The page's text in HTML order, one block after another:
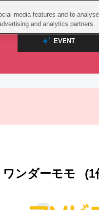
EVENT
TOP
rayスサノオマジック
ドラゴンボール
ワンダーモモ (1
media features and to
and analytics partners.